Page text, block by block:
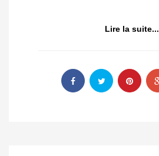
Lire la suite...